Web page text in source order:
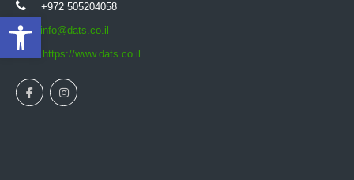
+972 505204058
info@dats.co.il
https://www.dats.co.il
Open toolbar